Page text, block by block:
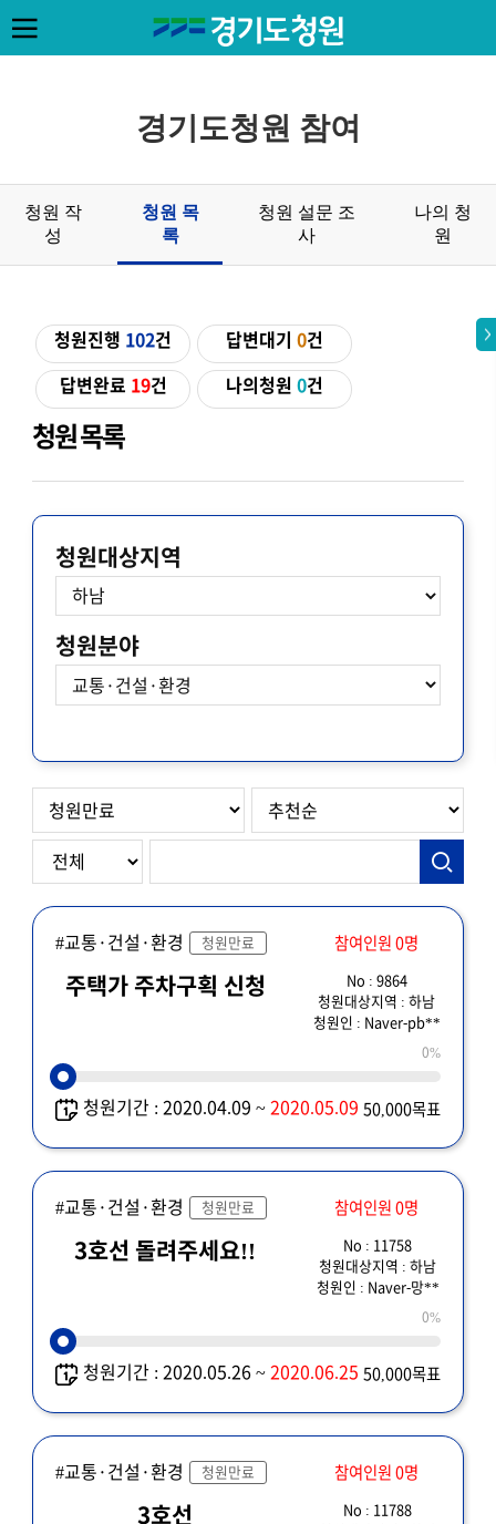
경기도청원 참여
청원 작
성
청원 목
록
청원 설문 조
사
나의 청
원
청원 목록
청원진행 102건 답변대기0건
답변완료 19건 나의청원0건
청원대상지역
청원분야
#교통·건설·환경 청원만료 참여인원 0명
주택가 주차구획 신청
No : 9864
청원대상지역 : 하남
청원인 : Naver-pb**
0%
청원기간 : 2020.04.09 ~2020.05.09 50,000목표
#교통·건설·환경 청원만료 참여인원 0명
3호선 돌려주세요!!
No : 11758
청원대상지역 : 하남
청원인 : Naver-망**
0%
청원기간 : 2020.05.26 ~2020.06.25 50,000목표
#교통·건설·환경 청원만료 참여인원 0명
3호선
No : 11788